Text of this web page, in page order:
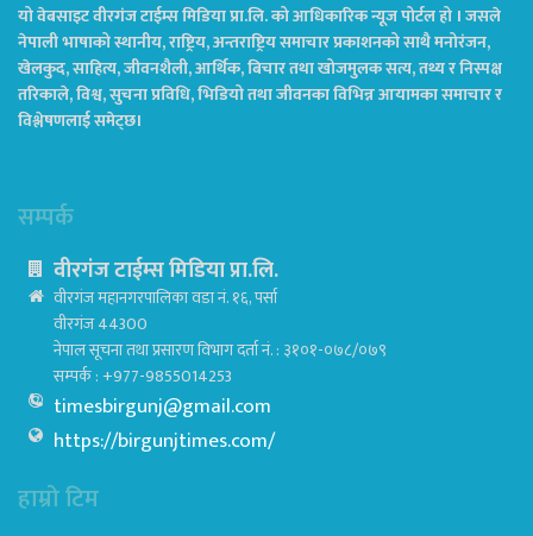
यो वेबसाइट वीरगंज टाईम्स मिडिया प्रा.लि. को आधिकारिक न्यूज पोर्टल हो । जसले
नेपाली भाषाको स्थानीय, राष्ट्रिय, अन्तराष्ट्रिय समाचार प्रकाशनको साथै मनोरंजन,
खेलकुद, साहित्य, जीवनशैली, आर्थिक, बिचार तथा खोजमुलक सत्य, तथ्य र निस्पक्ष
तरिकाले, विश्व, सुचना प्रविधि, भिडियो तथा जीवनका विभिन्न आयामका समाचार र
विश्लेषणलाई समेट्छ।
सम्पर्क
वीरगंज टाईम्स मिडिया प्रा.लि.
वीरगंज महानगरपालिका वडा नं. १६, पर्सा
वीरगंज 44300
नेपाल सूचना तथा प्रसारण विभाग दर्ता नं. : ३१०१-०७८/०७९
सम्पर्क : +977-9855014253
timesbirgunj@gmail.com
https://birgunjtimes.com/
हाम्रो टिम